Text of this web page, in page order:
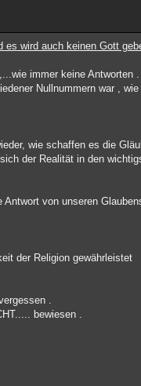
es wird auch keinen Gott
immer keine Antworten .
Nullnummern war ,
wie schaffen es die
der Realität in den
von unseren
der Religion gewährleistet
.
bewiesen .